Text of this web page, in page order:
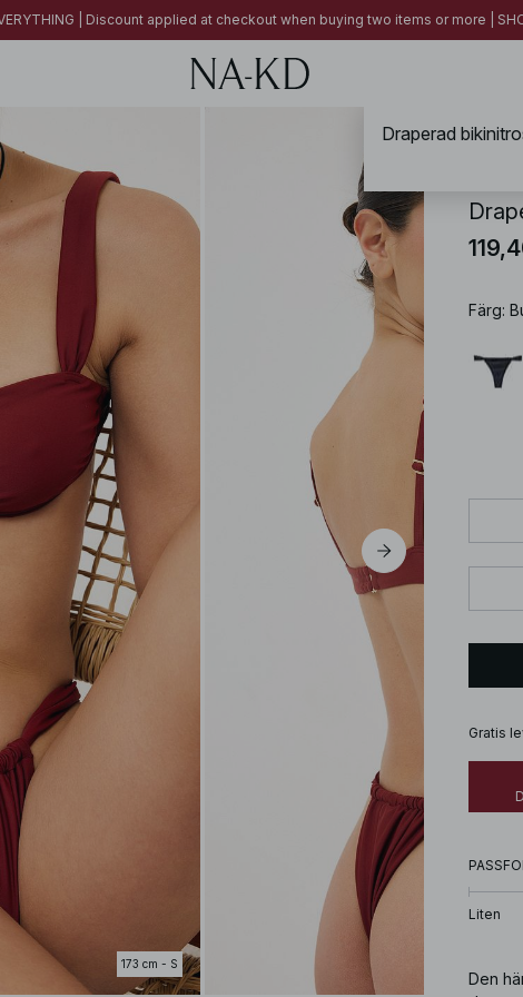
| Discount applied at checkout when buying two items or more |
173 cm - S
Färg:
Gratis
Liten
Den
Draperad